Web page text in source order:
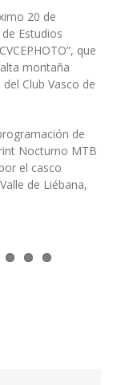
20 de
Estudios
que
montaña
Club Vasco de
de
Nocturno MTB
el casco
de Liébana,